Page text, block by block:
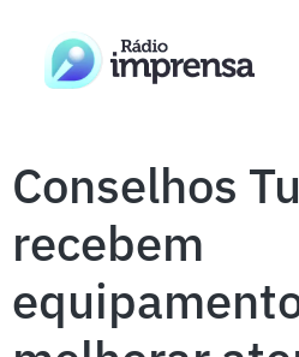
Conselhos
recebem